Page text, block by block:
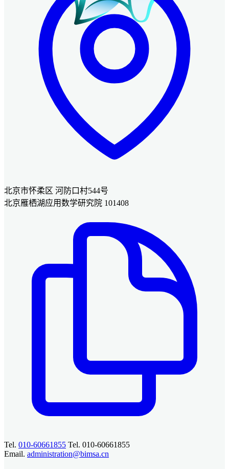
北京市怀柔区 河防口村544号
北京雁栖湖应用数学研究院 101408
Tel. 010-60661855 Tel. 010-60661855
Email. administration@bimsa.cn